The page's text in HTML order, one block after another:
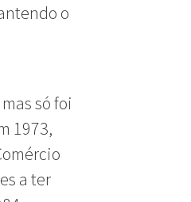
o
só foi
1973,
a ter